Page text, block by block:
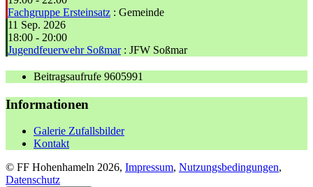
Fachgruppe Ersteinsatz : Gemeinde
11 Sep. 2026
18:00 - 20:00
Jugendfeuerwehr Soßmar: JFW Soßmar
Beitragsaufrufe 9605991
Informationen
Galerie Zufallsbilder
Kontakt
© FF Hohenhameln 2026, Impressum, Nutzungsbedingungen,
Datenschutz